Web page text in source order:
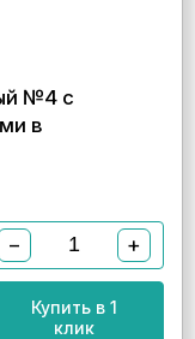
№4 с
в
− +
Купить в 1
клик